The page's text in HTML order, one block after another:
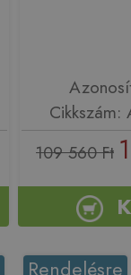
109 560 Ft
Rendelésre